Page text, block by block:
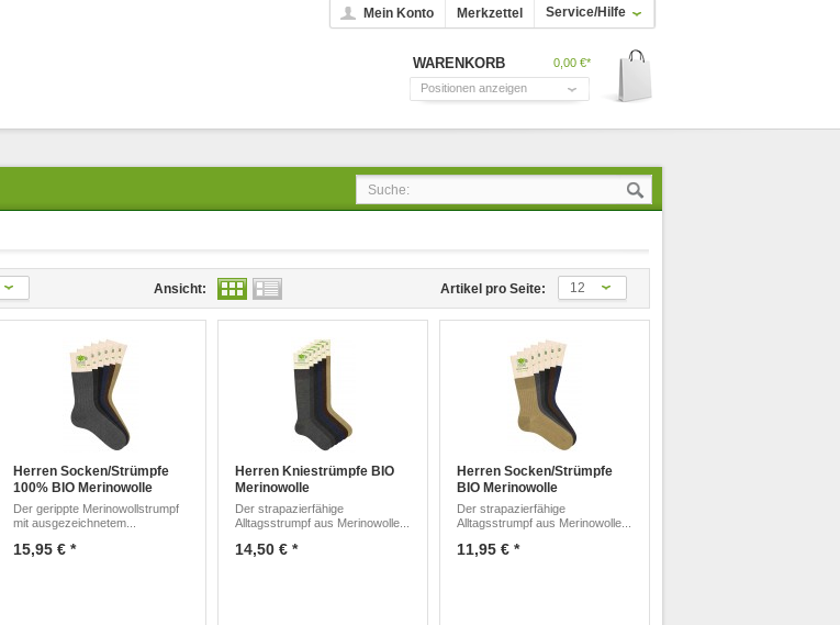
Mein Konto Merkzettel Service/Hilfe
WARENKORB
0,00 €*
Positionen anzeigen
Artikel pro Seite: 12
Ansicht:
Herren Socken/Strümpfe
100% BIO Merinowolle
Der gerippte Merinowollstrumpf
mit ausgezeichnetem...
15,95 € *
Herren Kniestrümpfe BIO
Merinowolle
Der strapazierfähige
Alltagsstrumpf aus Merinowolle...
14,50 € *
Herren Socken/Strümpfe
BIO Merinowolle
Der strapazierfähige
Alltagsstrumpf aus Merinowolle...
11,95 € *